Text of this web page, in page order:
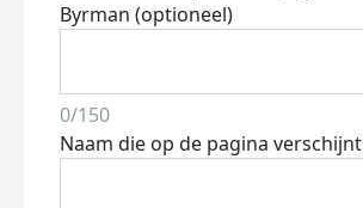
Byrman (optioneel)
0/150
Naam die op de pagina verschijnt